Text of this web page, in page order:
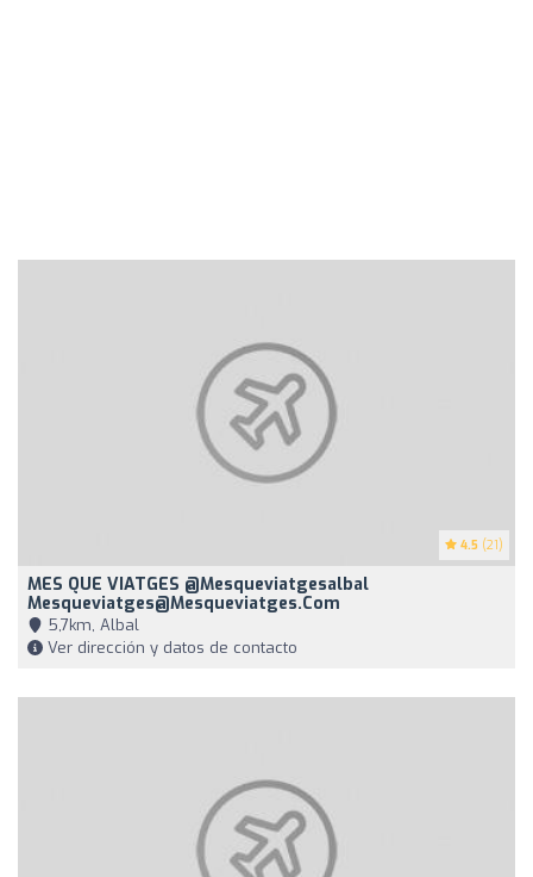
4.5 (21)
MES QUE VIATGES @mesqueviatgesalbal
Mesqueviatges@mesqueviatges.com
5,7km, Albal
Ver dirección y datos de contacto